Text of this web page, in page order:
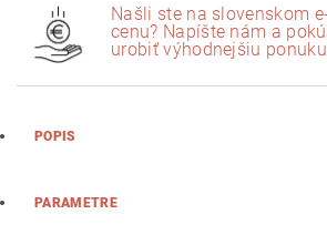
Našli ste na slovenskom
cenu? Napíšte nám a
urobiť výhodnejšiu
POPIS
PARAMETRE